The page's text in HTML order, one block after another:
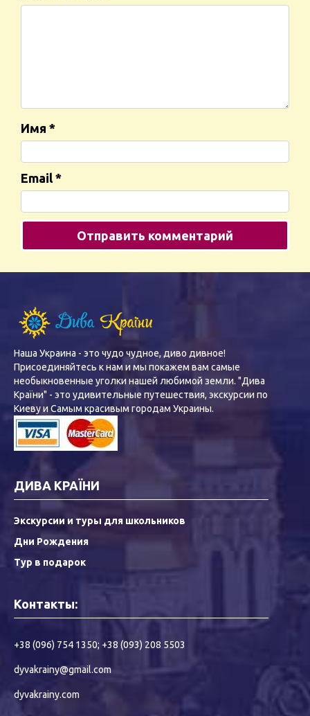
Имя *
Email *
Наша Украина - это чудо чудное, диво дивное!
Присоединяйтесь к нам и мы покажем вам самые
необыкновенные уголки нашей любимой земли. "Дива
Країни" - это удивительные путешествия, экскурсии по
Киеву и Самым красивым городам Украины.
ДИВА КРАЇНИ
Экскурсии и туры для школьников
Дни Рождения
Тур в подарок
Контакты:
+38 (096) 754 1350; +38 (093) 208 5503
dyvakrainy@gmail.com
dyvakrainy.com